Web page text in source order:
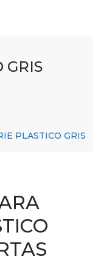
GRIS
PLASTICO GRIS